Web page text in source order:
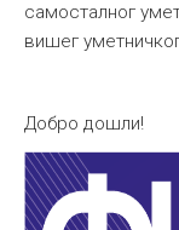
самосталног
вишег
Добро дошли!